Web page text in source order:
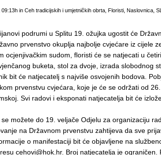
09:13h in Ceh tradicijskih i umjetničkih obrta Floristi Naslovnica
podrumi u Splitu 19. ožujka ugostit će
prvenstvo okuplja najbolje cvjećare iz cijele
ocjenjivačkim sudom, floristi će se natjecati u
buketa, stol za dvoje, izrada slobodnog
bit će natjecatelj s najviše osvojenih bodova.
prvenstvu cvjećara, koje je će se održati od
Svi radovi i eksponati natjecatelja bit će
se možete do 19. veljače Odjelu za organizaciju
na Državnom prvenstvu zahtijeva da sve
o manifestaciji bit će objavljene na
cehovi@hok.hr. Broj natjecatelja je